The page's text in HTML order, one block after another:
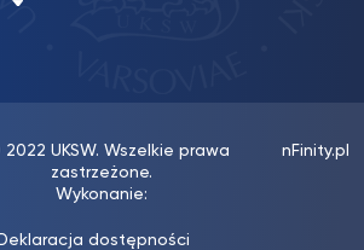
UKSW. Wszelkie prawa
zastrzeżone.
Wykonanie:
nFinity.pl
Deklaracja dostępności